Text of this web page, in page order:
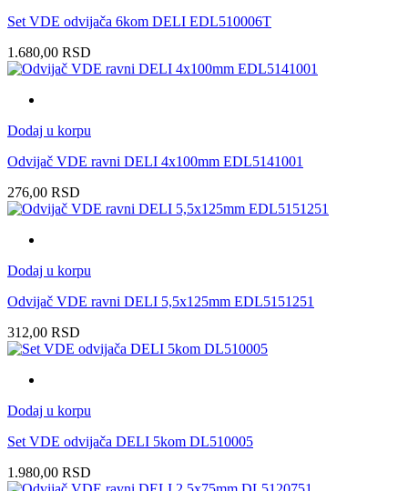
Set VDE odvijača 6kom DELI EDL510006T
1.680,00 RSD
Dodaj u korpu
Odvijač VDE ravni DELI 4x100mm EDL5141001
276,00 RSD
Dodaj u korpu
Odvijač VDE ravni DELI 5,5x125mm EDL5151251
312,00 RSD
Dodaj u korpu
Set VDE odvijača DELI 5kom DL510005
1.980,00 RSD